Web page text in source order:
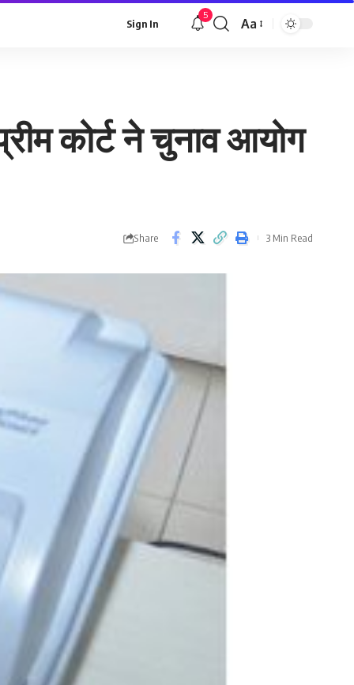
Sign In
5
Font
Aa
कोर्ट ने चुनाव आयोग
Share 3 Min Read